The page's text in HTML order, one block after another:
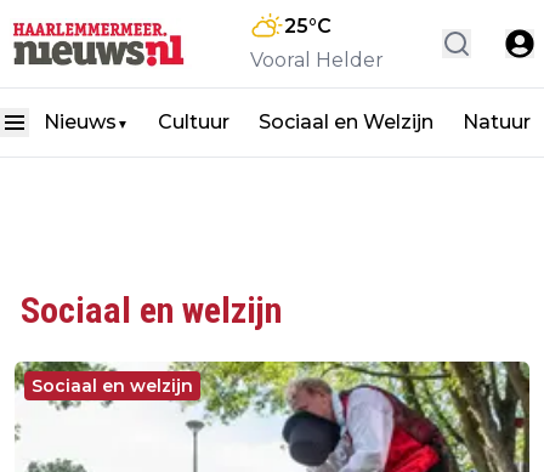
25°C
Vooral Helder
Nieuws ▼ Cultuur Sociaal en Welzijn Natuur
Sociaal en welzijn
Sociaal en welzijn